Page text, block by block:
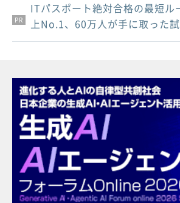
PR
PR
PR
ITパスポート絶対合格の最短ル
上No.1、60万人が手に取った